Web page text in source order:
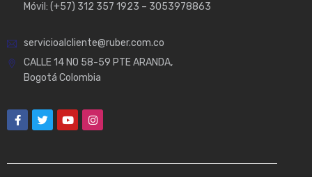
Móvil: (+57) 312 357 1923 – 3053978863
servicioalcliente@ruber.com.co
CALLE 14 NO 58-59 PTE ARANDA,
Bogotá Colombia